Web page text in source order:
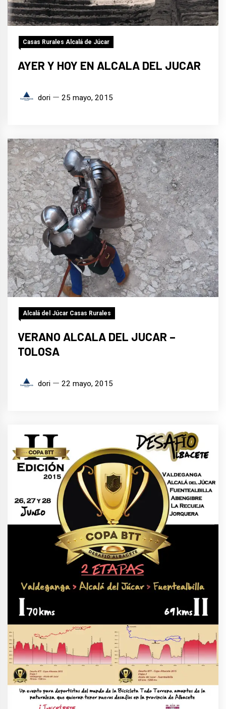
Casas Rurales Alcalá de Júcar
AYER Y HOY EN ALCALA DEL JUCAR
dori 25 mayo, 2015
Alcalá del Júcar Casas Rurales
VERANO ALCALA DEL JUCAR –
TOLOSA
dori 22 mayo, 2015